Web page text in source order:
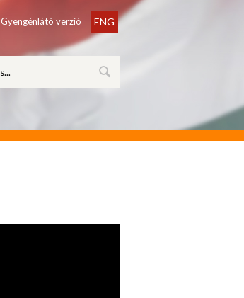
Gyengénlátó verzió ENG